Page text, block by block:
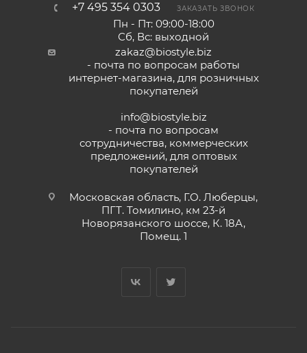
+7 495 354 0303 ЗАКАЗАТЬ ЗВОНОК
Пн - Пт: 09:00-18:00
Сб, Вс: выходной
zakaz@biostyle.biz
- почта по вопросам работы
интернет-магазина, для розничных
покупателей
info@biostyle.biz
- почта по вопросам
сотрудничества, коммерческих
предложений, для оптовых
покупателей
Московская область, Г.О. Люберцы,
ПГТ. Томилино, км 23-й
Новорязанского шоссе, К. 18А,
Помещ. 1